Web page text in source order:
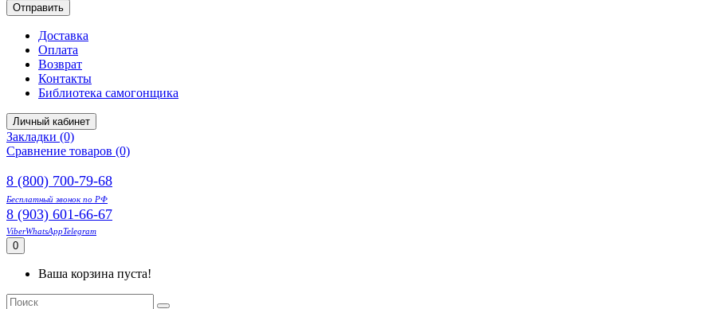
Отправить
Доставка
Оплата
Возврат
Контакты
Библиотека самогонщика
Личный кабинет
Закладки (0)
Сравнение товаров (0)
8 (800) 700-79-68
Бесплатный звонок по РФ
8 (903) 601-66-67
ViberWhatsAppTelegram
0
Ваша корзина пуста!